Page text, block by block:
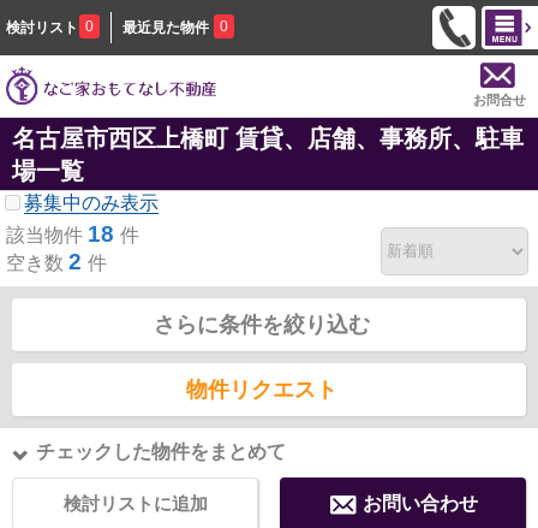
検討リスト 0 最近見た物件 0
お問合せ
名古屋市西区上橋町 賃貸、店舗、事務所、駐車
場一覧
募集中のみ表示
該当物件 18 件
空き数 2 件
さらに条件を絞り込む
物件リクエスト
チェックした物件をまとめて
検討リストに追加 お問い合わせ